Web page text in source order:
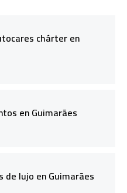
chárter en
en Guimarães
lujo en Guimarães